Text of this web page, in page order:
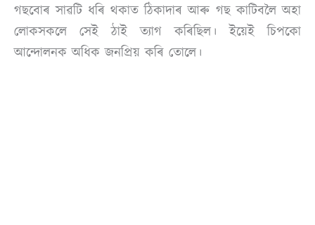
গছবোৰ সাৱটি ধৰি থকাত ঠিকাদাৰ আৰু গছ কাটিবলৈ অহা
লোকসকলে সেই ঠাই ত্যাগ কৰিছিল। ইয়েই চিপকো
আন্দোলনক অধিক জনপ্ৰিয় কৰি তোলে।